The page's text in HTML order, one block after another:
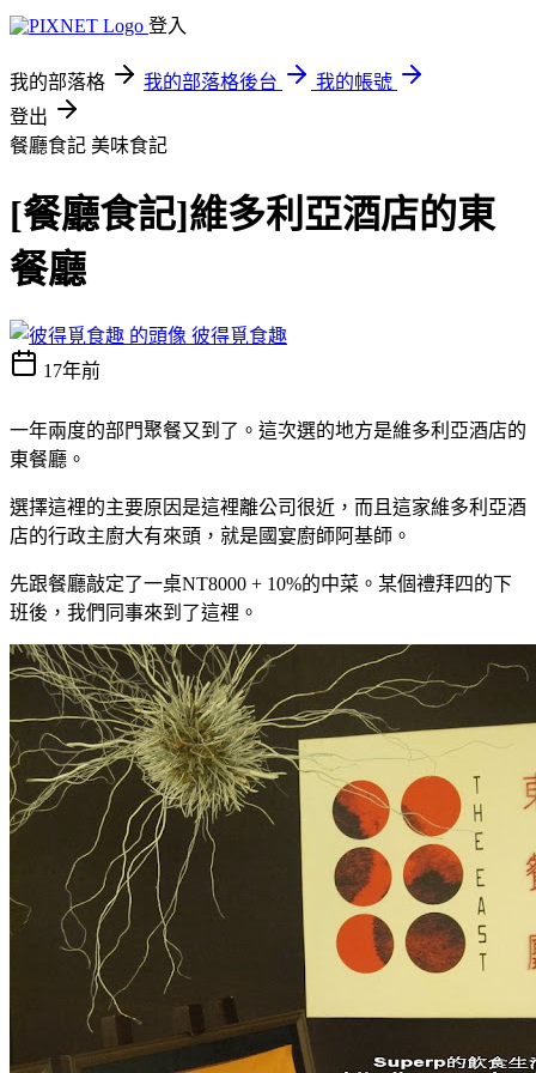
登入
我的部落格 我的部落格後台
我的帳號
登出
餐廳食記 美味食記
[餐廳食記]維多利亞酒店的東
餐廳
彼得覓食趣
17年前
一年兩度的部門聚餐又到了。這次選的地方是維多利亞酒店的
東餐廳。
選擇這裡的主要原因是這裡離公司很近，而且這家維多利亞酒
店的行政主廚大有來頭，就是國宴廚師阿基師。
先跟餐廳敲定了一桌NT8000 + 10%的中菜。某個禮拜四的下
班後，我們同事來到了這裡。